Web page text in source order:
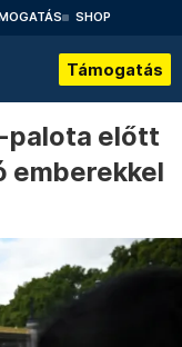
SHOP
Támogatás
palota előtt
emberekkel